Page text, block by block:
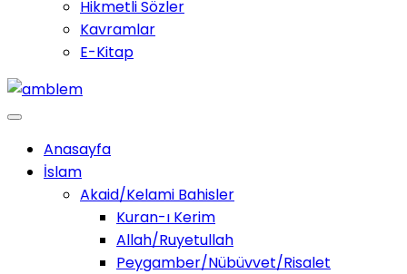
Hikmetli Sözler
Kavramlar
E-Kitap
Anasayfa
İslam
Akaid/Kelami Bahisler
Kuran-ı Kerim
Allah/Ruyetullah
Peygamber/Nübüvvet/Risalet